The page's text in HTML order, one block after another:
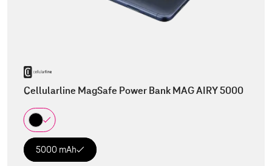
Cellularline MagSafe Power Bank MAG AIRY 5000
5000 mAh